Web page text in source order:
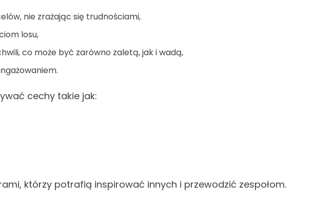
nie zrażając się trudnościami,
losu,
co może być zarówno zaletą, jak i wadą,
cechy takie jak:
którzy potrafią inspirować innych i przewodzić zespołom.